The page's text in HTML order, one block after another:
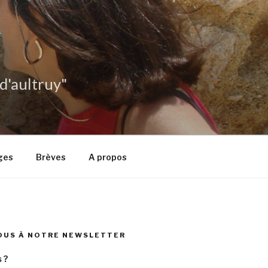
Brèves A propos
À NOTRE NEWSLETTER
?